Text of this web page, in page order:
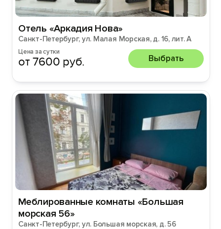
Отель «Аркадия Нова»
Санкт-Петербург, ул. Малая Морская, д. 16, лит. А
Цена за сутки
от 7600 руб. Выбрать
Меблированные комнаты «Большая
морская 56»
Санкт-Петербург, ул. Большая морская, д. 56